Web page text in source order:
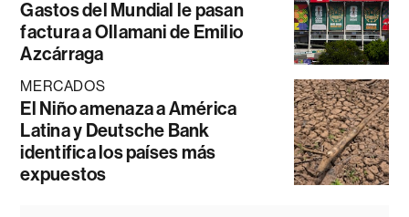
Gastos del Mundial le pasan
factura a Ollamani de Emilio
Azcárraga
MERCADOS
El Niño amenaza a América
Latina y Deutsche Bank
identifica los países más
expuestos